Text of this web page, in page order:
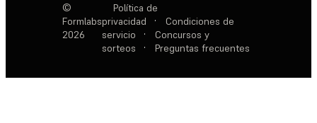
©
Formlabs
2026
Política de
privacidad
·
Condiciones de
servicio
·
Concursos y
sorteos
· Preguntas frecuentes